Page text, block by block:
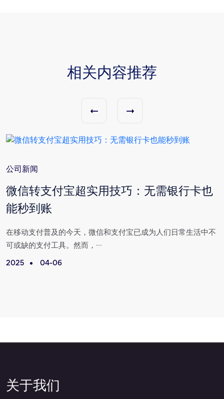
相关内容推荐
公司新闻
微信转支付宝超实用技巧：无需银行卡也
能秒到账
在移动支付普及的今天，微信和支付宝已成为人们日常生活中不
可或缺的支付工具。然而，···
2025 04-06
关于我们